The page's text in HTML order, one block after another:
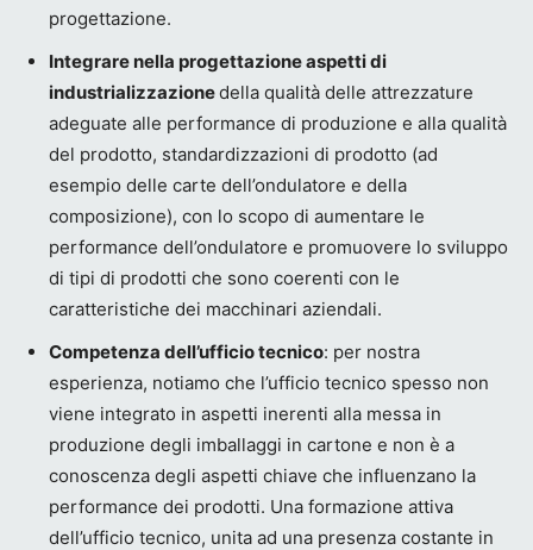
progettazione.
Integrare nella progettazione aspetti di
industrializzazionedella qualità delle attrezzature
adeguate alle performance di produzione e alla qualità
del prodotto, standardizzazioni di prodotto (ad
esempio delle carte dell’ondulatore e della
composizione), con lo scopo di aumentare le
performance dell’ondulatore e promuovere lo sviluppo
di tipi di prodotti che sono coerenti con le
caratteristiche dei macchinari aziendali.
Competenza dell’ufficio tecnico: per nostra
esperienza, notiamo che l’ufficio tecnico spesso non
viene integrato in aspetti inerenti alla messa in
produzione degli imballaggi in cartone e non è a
conoscenza degli aspetti chiave che influenzano la
performance dei prodotti. Una formazione attiva
dell’ufficio tecnico, unita ad una presenza costante in